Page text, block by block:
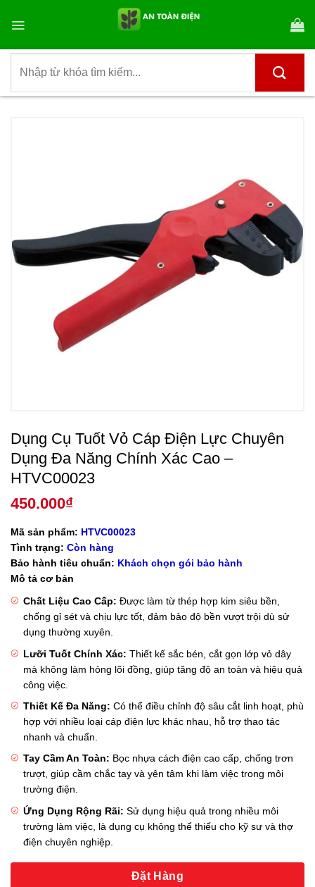
qua
dung
kiếm:
Dụng Cụ Tuốt Vỏ Cáp Điện Lực Chuyên
Dụng Đa Năng Chính Xác Cao –
HTVC00023
450.000₫
Mã sản phẩm: HTVC00023
Tình trạng: Còn hàng
Bảo hành tiêu chuẩn: Khách chọn gói bảo hành
Mô tả cơ bản
Chất Liệu Cao Cấp: Được làm từ thép hợp kim siêu bền,
chống gỉ sét và chịu lực tốt, đảm bảo độ bền vượt trội dù sử
dụng thường xuyên.
Lưỡi Tuốt Chính Xác: Thiết kế sắc bén, cắt gọn lớp vỏ dây
mà không làm hỏng lõi đồng, giúp tăng độ an toàn và hiệu quả
công việc.
Thiết Kế Đa Năng: Có thể điều chỉnh độ sâu cắt linh hoạt, phù
hợp với nhiều loại cáp điện lực khác nhau, hỗ trợ thao tác
nhanh và chuẩn.
Tay Cầm An Toàn: Bọc nhựa cách điện cao cấp, chống trơn
trượt, giúp cầm chắc tay và yên tâm khi làm việc trong môi
trường điện.
Ứng Dụng Rộng Rãi: Sử dụng hiệu quả trong nhiều môi
trường làm việc, là dụng cụ không thể thiếu cho kỹ sư và thợ
điện chuyên nghiệp.
Đặt Hàng